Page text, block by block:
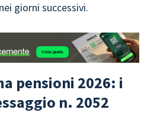
giorni successivi.
pensioni 2026: i
n. 2052